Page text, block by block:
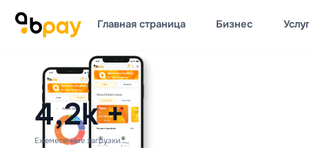
Главная страница Бизнес
4,2k +
Ежемесячные загрузки